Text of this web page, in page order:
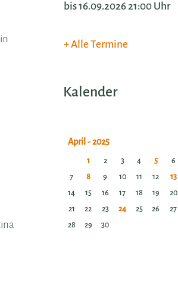
bis 16.09.2026 21:00 Uhr
Alle Termine
Kalender
1 2 3 4 5
6
7
8 9 10 11 12
13
14
15 16 17 18 19
20
21
22 23 24 25 26
27
28
29 30